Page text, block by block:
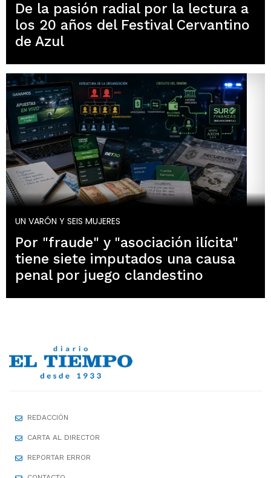
De la pasión radial por la lectura a
los 20 años del Festival Cervantino
de Azul
UN VARÓN Y SEIS MUJERES
Por "fraude" y "asociación ilícita"
tiene siete imputados una causa
penal por juego clandestino
REDACCIÓN
CARTA AL DIRECTOR
REPORTAR ERROR